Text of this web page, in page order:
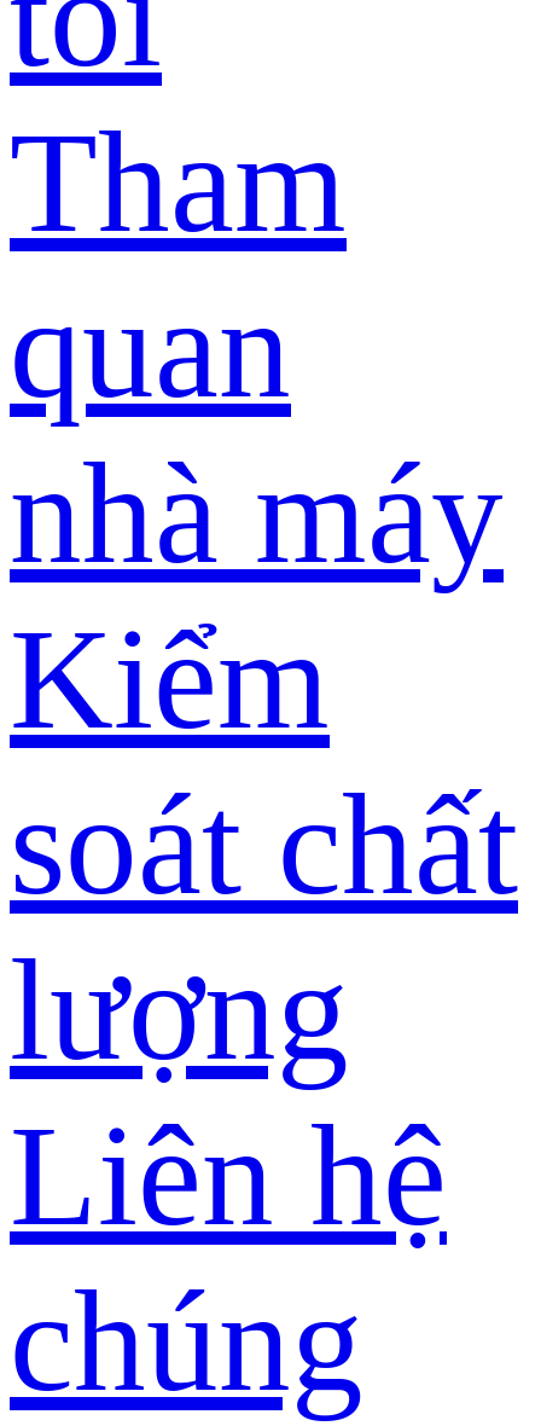
Tham
quan
nhà máy
Kiểm
soát chất
lượng
Liên hệ
chúng